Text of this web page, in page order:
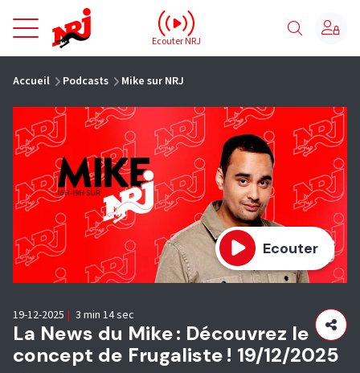
NRJ - Accueil
Ecouter NRJ
Accueil Podcasts Mike sur NRJ
Ecouter
La News du Mike : Découvrez le
concept de Frugaliste ! 19/12/2025
19-12-2025 | 3 min 14 sec